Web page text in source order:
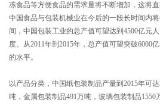
冻食品等方便食品的需求量将不断增加，这将
中国食品与包装机械业在今后的一段长时间内
间，中国包装工业的总产值可望达到4500亿元
度。从2011年到2015年，总产值可望突破6000
的水平。
以产品分类，中国纸包装制品产量到2015年可
吨，金属包装制品491万吨，玻璃包装制品1550